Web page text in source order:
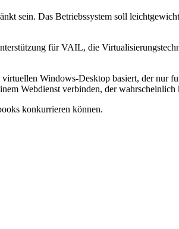
sein. Das Betriebssystem soll
für VAIL, die
Windows-Desktop basiert, der nur
Webdienst verbinden, der
konkurrieren können.